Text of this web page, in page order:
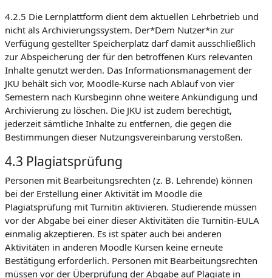
4.2.5 Die Lernplattform dient dem aktuellen Lehrbetrieb und
nicht als Archivierungssystem. Der*Dem Nutzer*in zur
Verfügung gestellter Speicherplatz darf damit ausschließlich
zur Abspeicherung der für den betroffenen Kurs relevanten
Inhalte genutzt werden. Das Informationsmanagement der
JKU behält sich vor, Moodle-Kurse nach Ablauf von vier
Semestern nach Kursbeginn ohne weitere Ankündigung und
Archivierung zu löschen. Die JKU ist zudem berechtigt,
jederzeit sämtliche Inhalte zu entfernen, die gegen die
Bestimmungen dieser Nutzungsvereinbarung verstoßen.
4.3 Plagiatsprüfung
Personen mit Bearbeitungsrechten (z. B. Lehrende) können
bei der Erstellung einer Aktivität im Moodle die
Plagiatsprüfung mit Turnitin aktivieren. Studierende müssen
vor der Abgabe bei einer dieser Aktivitäten die Turnitin-EULA
einmalig akzeptieren. Es ist später auch bei anderen
Aktivitäten in anderen Moodle Kursen keine erneute
Bestätigung erforderlich. Personen mit Bearbeitungsrechten
müssen vor der Überprüfung der Abgabe auf Plagiate in